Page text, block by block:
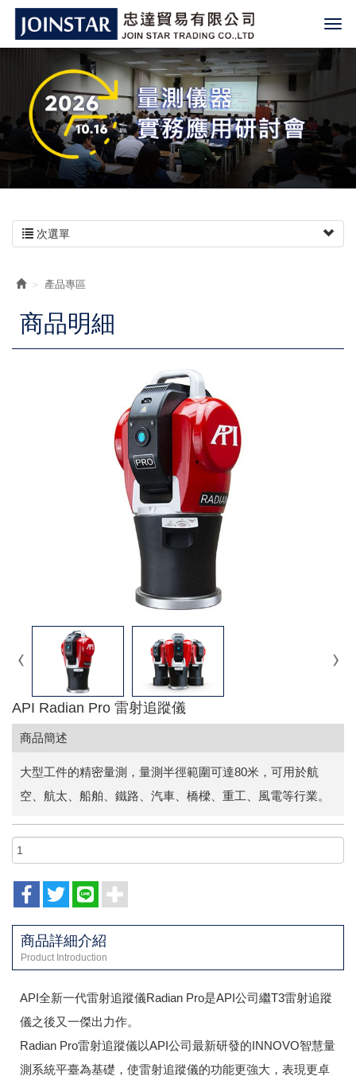
次選單
產品專區
商品明細
API Radian Pro 雷射追蹤儀
商品簡述
大型工件的精密量測，量測半徑範圍可達80米，可用於航
空、航太、船舶、鐵路、汽車、橋樑、重工、風電等行業。
商品詳細介紹
Product Introduction
API全新一代雷射追蹤儀Radian Pro是API公司繼T3雷射追蹤
儀之後又一傑出力作。
Radian Pro雷射追蹤儀以API公司最新研發的INNOVO智慧量
測系統平臺為基礎，使雷射追蹤儀的功能更強大，表現更卓